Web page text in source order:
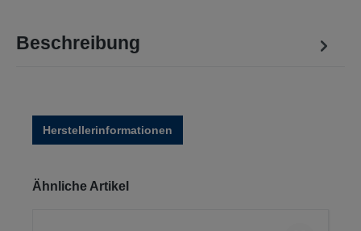
Beschreibung
Herstellerinformationen
Produktgalerie überspringen
Ähnliche Artikel